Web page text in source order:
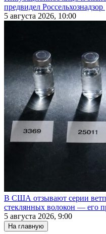
предвидел Россельхознадзор
5 августа 2026, 10:00
В США отзывают серии
стеклянных волокон — его
5 августа 2026, 9:00
На главную